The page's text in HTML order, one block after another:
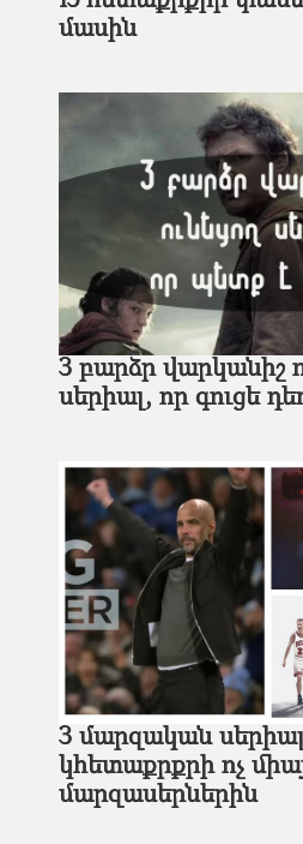
մասին
3 բարձր վարկանիշ
սերիալ, որ գուցե
3 մարզական
կհետաքրքրի ոչ
մարզասերներին